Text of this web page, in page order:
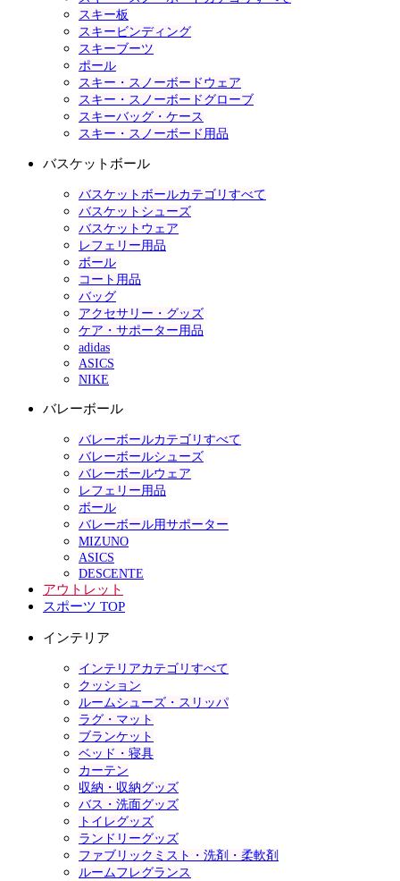
スキー板
スキービンディング
スキーブーツ
ポール
スキー・スノーボードウェア
スキー・スノーボードグローブ
スキーバッグ・ケース
スキー・スノーボード用品
バスケットボール
バスケットボールカテゴリすべて
バスケットシューズ
バスケットウェア
レフェリー用品
ボール
コート用品
バッグ
アクセサリー・グッズ
ケア・サポーター用品
adidas
ASICS
NIKE
バレーボール
バレーボールカテゴリすべて
バレーボールシューズ
バレーボールウェア
レフェリー用品
ボール
バレーボール用サポーター
MIZUNO
ASICS
DESCENTE
アウトレット
スポーツ TOP
インテリア
インテリアカテゴリすべて
クッション
ルームシューズ・スリッパ
ラグ・マット
ブランケット
ベッド・寝具
カーテン
収納・収納グッズ
バス・洗面グッズ
トイレグッズ
ランドリーグッズ
ファブリックミスト・洗剤・柔軟剤
ルームフレグランス